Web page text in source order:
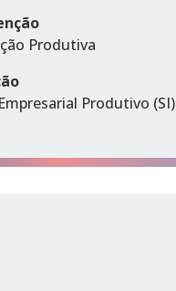
Produtiva
Produtivo (SI)